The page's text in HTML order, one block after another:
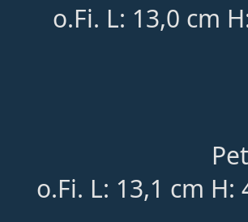
o.Fi. L: 13,0 cm
o.Fi. L: 13,1 cm